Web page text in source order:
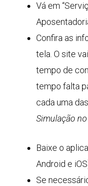
Vá em
Confira as
tela. O site
tempo de
tempo falta
cada uma
Simulação
Baixe o
Android e
Se